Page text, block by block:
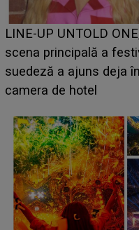
Ce a dezvăluit noua
luat prin surprindere pe
BĂIATUL VIZAT de
faptului împlinit, A